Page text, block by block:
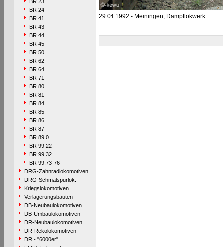
BR 23
BR 24
BR 41
BR 43
BR 44
BR 45
BR 50
BR 62
BR 64
BR 71
BR 80
BR 81
BR 84
BR 85
BR 86
BR 87
BR 89.0
BR 99.22
BR 99.32
BR 99.73-76
DRG-Zahnradlokomotiven
DRG-Schmalspurlok.
Kriegslokomotiven
Verlagerungsbauten
DB-Neubaulokomotiven
DB-Umbaulokomotiven
DR-Neubaulokomotiven
DR-Rekolokomotiven
DR - "6000er"
29.04.1992 - Meiningen, Dampflokwerk